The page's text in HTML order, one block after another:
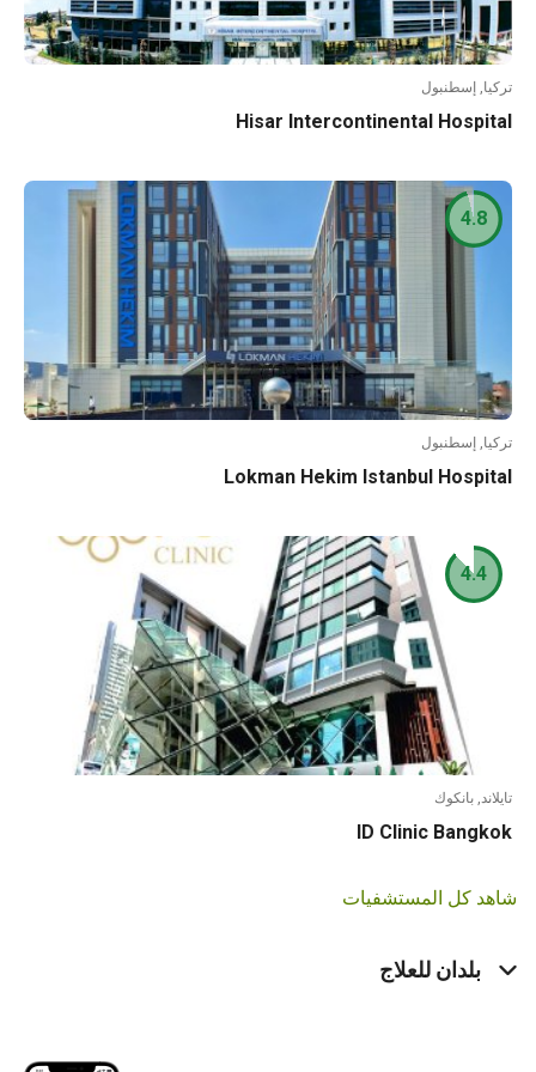
إسطنبول
Hisar Intercontinental
إسطنبول
Lokman Hekim Istanbul
بانكوك
ID Clinic
كل المستشفيات
بلدان للعلاج